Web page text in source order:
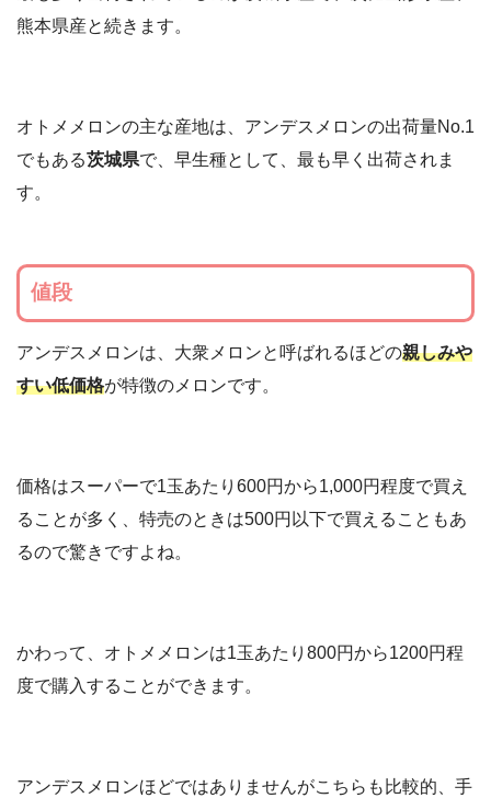
熊本県産と続きます。
オトメメロンの主な産地は、アンデスメロンの出荷量No.1
でもある茨城県で、早生種として、最も早く出荷されま
す。
値段
アンデスメロンは、大衆メロンと呼ばれるほどの親しみや
すい低価格が特徴のメロンです。
価格はスーパーで1玉あたり600円から1,000円程度で買え
ることが多く、特売のときは500円以下で買えることもあ
るので驚きですよね。
かわって、オトメメロンは1玉あたり800円から1200円程
度で購入することができます。
アンデスメロンほどではありませんがこちらも比較的、手